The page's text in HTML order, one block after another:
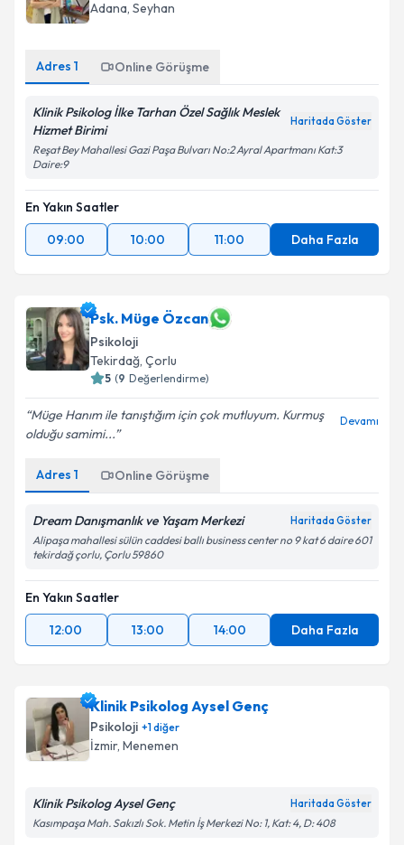
Adana, Seyhan
Adres 1 Online Görüşme
Klinik Psikolog İlke Tarhan Özel Sağlık Meslek
Hizmet Birimi
Haritada Göster
Reşat Bey Mahallesi Gazi Paşa Bulvarı No:2 Ayral Apartmanı Kat:3
Daire:9
En Yakın Saatler
09:00
10:00 11:00 Daha Fazla
Psk. Müge Özcan
Psikoloji
Tekirdağ, Çorlu
5 (9 Değerlendirme)
Müge Hanım ile tanıştığım için çok mutluyum. Kurmuş
olduğu samimi...
Devamı
Adres 1 Online Görüşme
Dream Danışmanlık ve Yaşam Merkezi Haritada Göster
Alipaşa mahallesi sülün caddesi ballı business center no 9 kat 6 daire 601
tekirdağ çorlu, Çorlu 59860
En Yakın Saatler
12:00
13:00 14:00 Daha Fazla
Klinik Psikolog Aysel Genç
Psikoloji +1diğer
İzmir, Menemen
Klinik Psikolog Aysel Genç Haritada Göster
Kasımpaşa Mah. Sakızlı Sok. Metin İş Merkezi No: 1, Kat: 4, D: 408